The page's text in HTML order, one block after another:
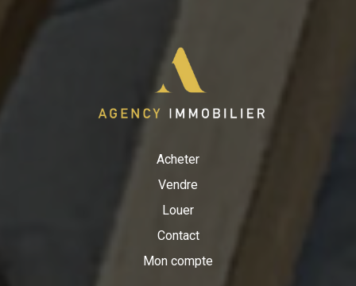
Acheter
Vendre
Louer
Contact
Mon compte